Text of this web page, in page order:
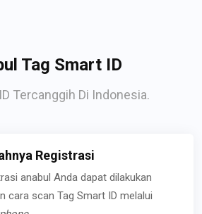
Tag Smart ID
Tercanggih Di Indonesia.
Registrasi
anabul Anda dapat dilakukan
cara scan Tag Smart ID melalui